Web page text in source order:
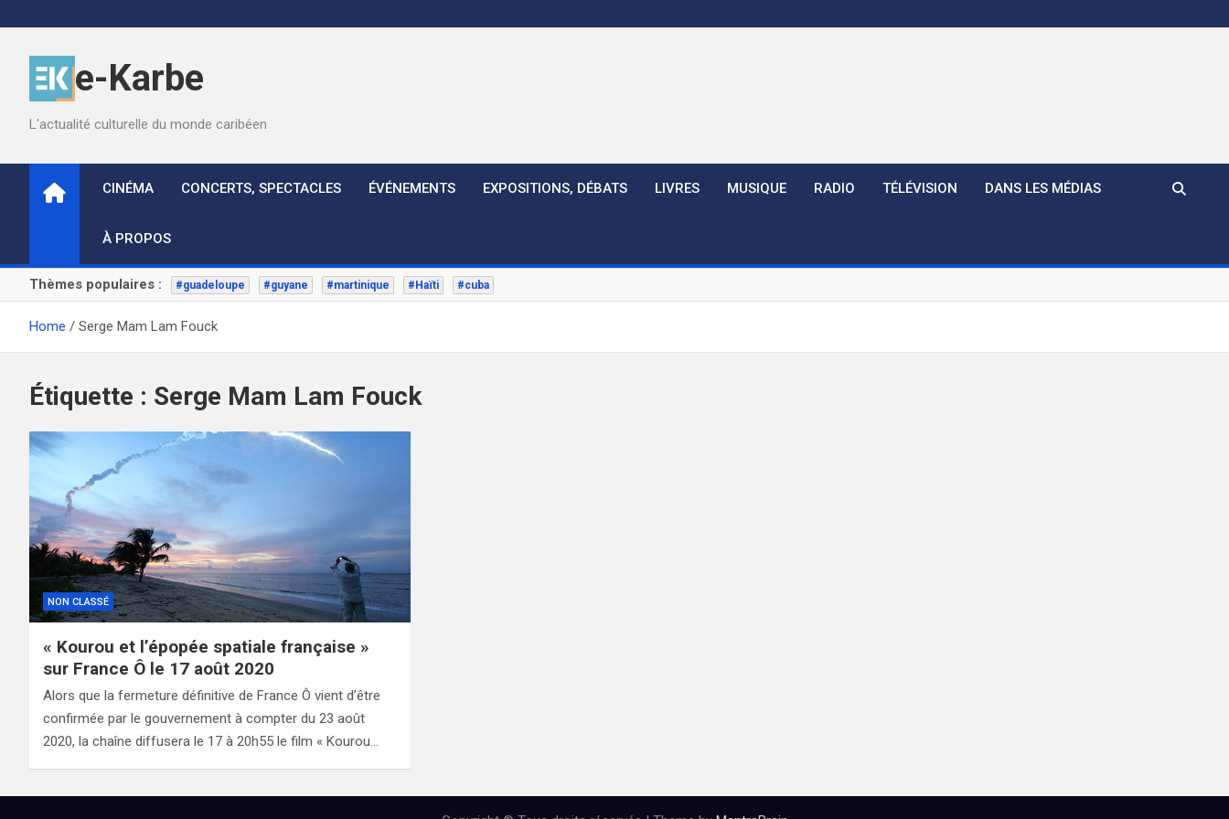
to
content
e-Karbe
L'actualité culturelle du monde caribéen
CINÉMA CONCERTS, SPECTACLES ÉVÉNEMENTS EXPOSITIONS, DÉBATS LIVRES MUSIQUE RADIO TÉLÉVISION DANS LES MÉDIAS
À PROPOS
Thèmes populaires : #guadeloupe #guyane #martinique #Haïti #cuba
Home Serge Mam Lam Fouck
Étiquette : Serge Mam Lam Fouck
NON CLASSÉ
« Kourou et l’épopée spatiale française »
sur France Ô le 17 août 2020
Alors que la fermeture définitive de France Ô vient d’être
confirmée par le gouvernement à compter du 23 août
2020, la chaîne diffusera le 17 à 20h55 le film « Kourou…